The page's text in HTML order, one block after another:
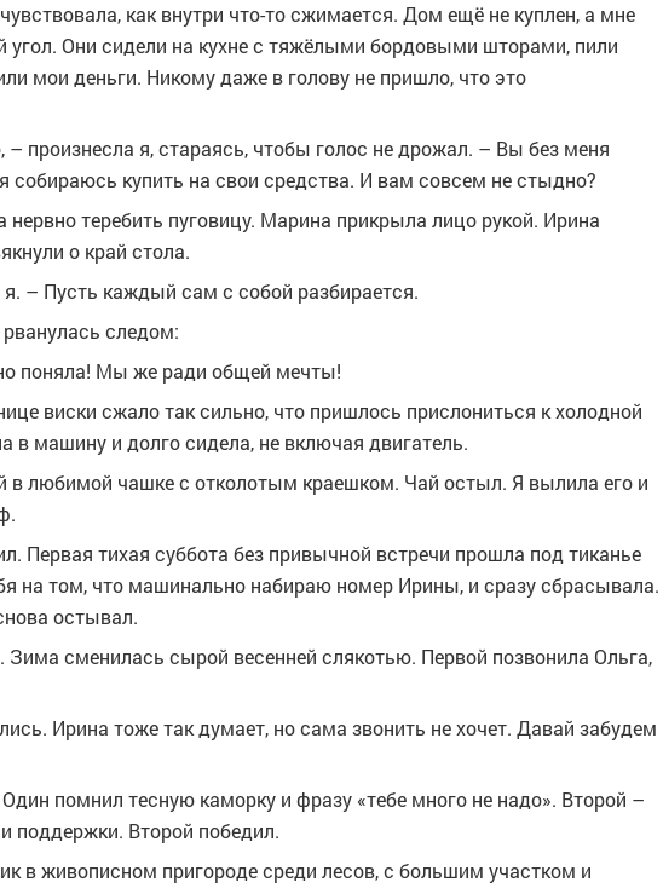
как внутри что-то сжимается. Дом ещё не куплен, а мне
Они сидели на кухне с тяжёлыми бордовыми шторами, пили
мои деньги. Никому даже в голову не пришло, что это
– произнесла я, стараясь, чтобы голос не дрожал. – Вы без меня
собираюсь купить на свои средства. И вам совсем не стыдно?
нервно теребить пуговицу. Марина прикрыла лицо рукой. Ирина
о край стола.
я. – Пусть каждый сам с собой разбирается.
следом:
поняла! Мы же ради общей мечты!
виски сжало так сильно, что пришлось прислониться к холодной
в машину и долго сидела, не включая двигатель.
в любимой чашке с отколотым краешком. Чай остыл. Я вылила его и
Первая тихая суббота без привычной встречи прошла под тиканье
на том, что машинально набираю номер Ирины, и сразу сбрасывала.
остывал.
сменилась сырой весенней слякотью. Первой позвонила Ольга,
Ирина тоже так думает, но сама звонить не хочет. Давай забудем
помнил тесную каморку и фразу «тебе много не надо». Второй –
поддержки. Второй победил.
в живописном пригороде среди лесов, с большим участком и